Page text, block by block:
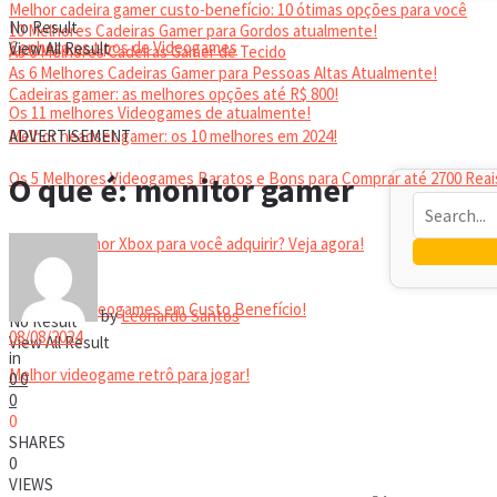
Melhor cadeira gamer custo-benefício: 10 ótimas opções para você
10 Melhores Cadeiras Gamer para Gordos atualmente!
As 6 Melhores Cadeiras Gamer de Tecido
As 6 Melhores Cadeiras Gamer para Pessoas Altas Atualmente!
Cadeiras gamer: as melhores opções até R$ 800!
HEADSET
Melhor headset gamer: os 10 melhores em 2024!
No Result
View All Result
Conheça os tipos de Videogames
Os 11 melhores Videogames de atualmente!
Os 5 Melhores Videogames Baratos e Bons para Comprar até 2700
Qual é o melhor Xbox para você adquirir? Veja agora!
Melhores Videogames em Custo Benefício!
Melhor videogame retrô para jogar!
VIDEOGAMES PORTÁTEIS
No Result
View All Result
ADVERTISEMENT
O que é: monitor gamer
byLeonardo Santos
08/08/2024
in
00
0
0
SHARES
0
VIEWS